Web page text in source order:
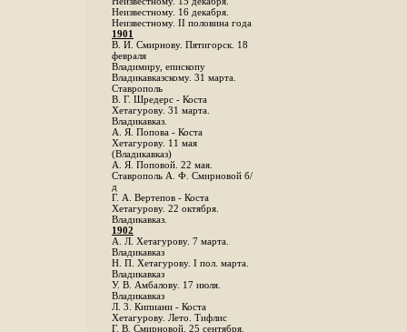
Неизвестному. 16 декабря.
Неизвестному. II половина года
1901
В. И. Смирнову. Пятигорск. 18
февраля
Владимиру, епископу
Владикавказскому. 31 марта.
Ставрополь
В. Г. Шредерс - Коста
Хетагурову. 31 марта.
Владикавказ.
А. Я. Попова - Коста
Хетагурову. 11 мая
(Владикавказ)
А. Я. Поповой. 22 мая.
Ставрополь А. Ф. Смирновой б/
д
Г. А. Вертепов - Коста
Хетагурову. 22 октября.
Владикавказ.
1902
А. Л. Хетагурову. 7 марта.
Владикавказ
Н. П. Хетагурову. I пол. марта.
Владикавказ
У. В. Амбалову. 17 июля.
Владикавказ
Л. 3. Кипиани - Коста
Хетагурову. Лето. Тифлис
Г. В. Смирновой. 25 сентября.